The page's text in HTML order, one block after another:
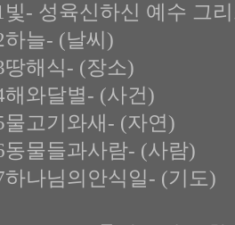
빛- 성육신하신 예수 그
하늘- (날씨)
땅해식- (장소)
해와달별- (사건)
물고기와새- (자연)
동물들과사람- (사람)
하나님의안식일- (기도)